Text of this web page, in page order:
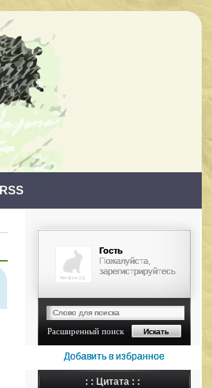
RSS
Гость
Пожалуйста,
зарегистрируйтесь
Расширенный поиск
Добавить в избранное
: : Цитата : :